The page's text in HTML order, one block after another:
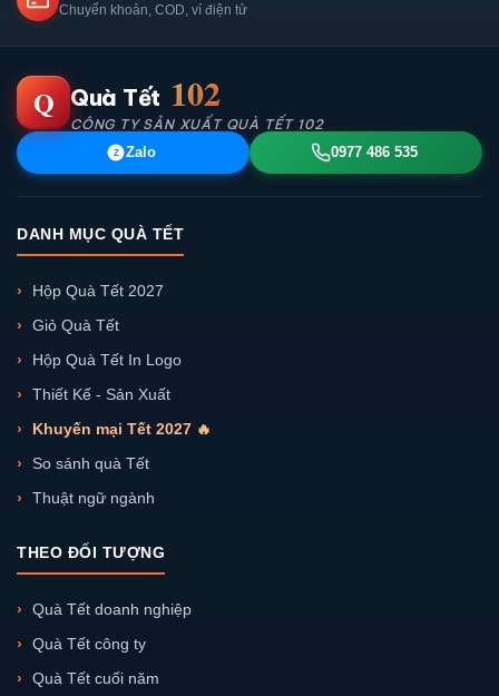
Chuyển khoản, COD, ví điện tử
Q Quà Tết 102
CÔNG TY SẢN XUẤT QUÀ TẾT 102
Z Zalo 0977 486 535
DANH MỤC QUÀ TẾT
Hộp Quà Tết 2027
Giỏ Quà Tết
Hộp Quà Tết In Logo
Thiết Kế - Sản Xuất
Khuyến mại Tết 2027 🔥
So sánh quà Tết
Thuật ngữ ngành
THEO ĐỐI TƯỢNG
Quà Tết doanh nghiệp
Quà Tết công ty
Quà Tết cuối năm